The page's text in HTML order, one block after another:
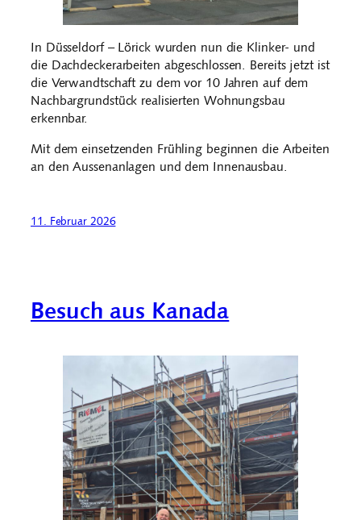
In Düsseldorf – Lörick wurden nun die Klinker- und
die Dachdeckerarbeiten abgeschlossen. Bereits jetzt ist
die Verwandtschaft zu dem vor 10 Jahren auf dem
Nachbargrundstück realisierten Wohnungsbau
erkennbar.
Mit dem einsetzenden Frühling beginnen die Arbeiten
an den Aussenanlagen und dem Innenausbau.
11. Februar 2026
Besuch aus Kanada